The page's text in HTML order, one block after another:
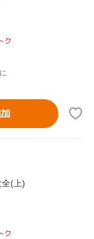
ク
(上)
ク